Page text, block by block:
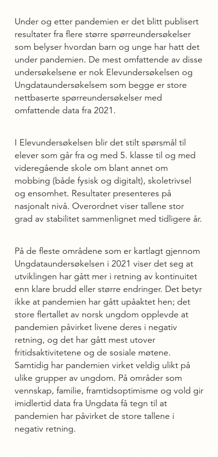
Under og etter pandemien er det blitt publisert
resultater fra flere større spørreundersøkelser
som belyser hvordan barn og unge har hatt det
under pandemien. De mest omfattende av disse
undersøkelsene er nok Elevundersøkelsen og
Ungdataundersøkelsem som begge er store
nettbaserte spørreundersøkelser med
omfattende data fra 2021.
I Elevundersøkelsen blir det stilt spørsmål til
elever som går fra og med 5. klasse til og med
videregående skole om blant annet om
mobbing (både fysisk og digitalt), skoletrivsel
og ensomhet. Resultater presenteres på
nasjonalt nivå. Overordnet viser tallene stor
grad av stabilitet sammenlignet med tidligere år.
På de fleste områdene som er kartlagt gjennom
Ungdataundersøkelsen i 2021 viser det seg at
utviklingen har gått mer i retning av kontinuitet
enn klare brudd eller større endringer. Det betyr
ikke at pandemien har gått upåaktet hen; det
store flertallet av norsk ungdom opplevde at
pandemien påvirket livene deres i negativ
retning, og det har gått mest utover
fritidsaktivitetene og de sosiale møtene.
Samtidig har pandemien virket veldig ulikt på
ulike grupper av ungdom. På områder som
vennskap, familie, framtidsoptimisme og vold gir
imidlertid data fra Ungdata få tegn til at
pandemien har påvirket de store tallene i
negativ retning.